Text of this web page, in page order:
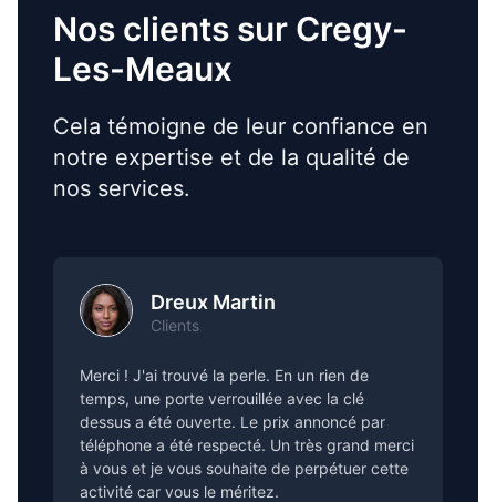
Nos clients sur Cregy-
Les-Meaux
Cela témoigne de leur confiance en
notre expertise et de la qualité de
nos services.
Dreux Martin
Clients
Merci ! J'ai trouvé la perle. En un rien de
temps, une porte verrouillée avec la clé
dessus a été ouverte. Le prix annoncé par
téléphone a été respecté. Un très grand merci
à vous et je vous souhaite de perpétuer cette
activité car vous le méritez.